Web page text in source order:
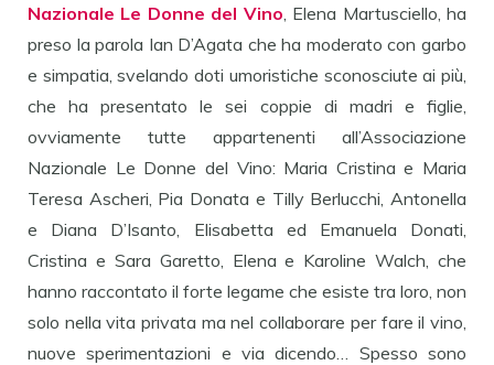
Nazionale Le Donne del Vino , Elena Martusciello, ha
preso la parola Ian D’Agata che ha moderato con garbo
e simpatia, svelando doti umoristiche sconosciute ai più,
che ha presentato le sei coppie di madri e figlie,
ovviamente tutte appartenenti all’Associazione
Nazionale Le Donne del Vino: Maria Cristina e Maria
Teresa Ascheri, Pia Donata e Tilly Berlucchi, Antonella
e Diana D’Isanto, Elisabetta ed Emanuela Donati,
Cristina e Sara Garetto, Elena e Karoline Walch, che
hanno raccontato il forte legame che esiste tra loro, non
solo nella vita privata ma nel collaborare per fare il vino,
nuove sperimentazioni e via dicendo… Spesso sono